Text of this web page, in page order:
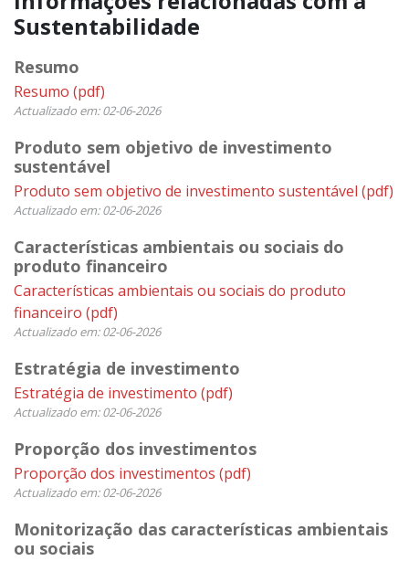
Sustentabilidade
Resumo
Resumo (pdf)
Actualizado em: 02-06-2026
Produto sem objetivo de investimento
sustentável
Produto sem objetivo de investimento sustentável (pdf)
Actualizado em: 02-06-2026
Características ambientais ou sociais do
produto financeiro
Características ambientais ou sociais do produto
financeiro (pdf)
Actualizado em: 02-06-2026
Estratégia de investimento
Estratégia de investimento (pdf)
Actualizado em: 02-06-2026
Proporção dos investimentos
Proporção dos investimentos (pdf)
Actualizado em: 02-06-2026
Monitorização das características ambientais
ou sociais